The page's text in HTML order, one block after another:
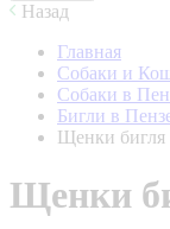
Назад
Главная
Собаки и
Собаки в
Бигли в
Щенки бигля
Щенки